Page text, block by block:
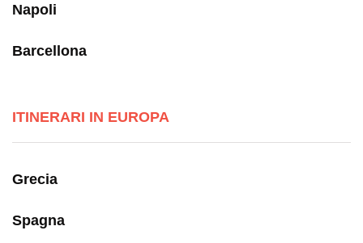
Napoli
Barcellona
ITINERARI IN EUROPA
Grecia
Spagna